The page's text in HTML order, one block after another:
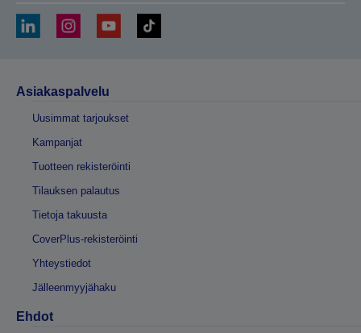
Asiakaspalvelu
Uusimmat tarjoukset
Kampanjat
Tuotteen rekisteröinti
Tilauksen palautus
Tietoja takuusta
CoverPlus-rekisteröinti
Yhteystiedot
Jälleenmyyjähaku
Ehdot